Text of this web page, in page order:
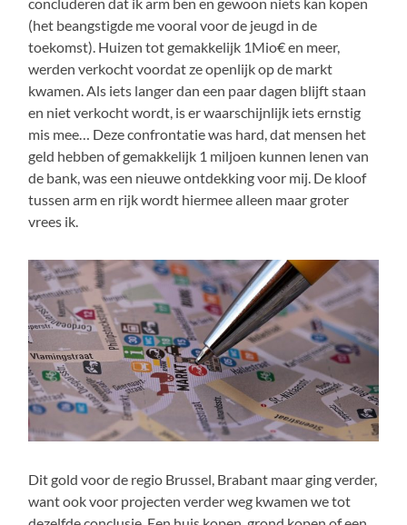
(het beangstigde me vooral voor de jeugd in de
toekomst). Huizen tot gemakkelijk 1Mio€ en meer,
werden verkocht voordat ze openlijk op de markt
kwamen. Als iets langer dan een paar dagen blijft staan
en niet verkocht wordt, is er waarschijnlijk iets ernstig
mis mee… Deze confrontatie was hard, dat mensen het
geld hebben of gemakkelijk 1 miljoen kunnen lenen van
de bank, was een nieuwe ontdekking voor mij. De kloof
tussen arm en rijk wordt hiermee alleen maar groter
vrees ik.
Dit gold voor de regio Brussel, Brabant maar ging verder,
want ook voor projecten verder weg kwamen we tot